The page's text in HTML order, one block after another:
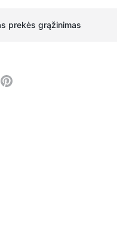
prekės grąžinimas
on Twitter
Share on Pinterest